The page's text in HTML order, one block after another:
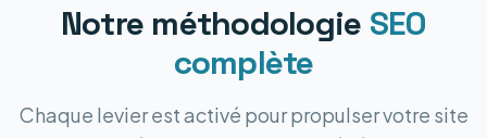
Notre méthodologie SEO
complète
Chaque levier est activé pour propulser votre site